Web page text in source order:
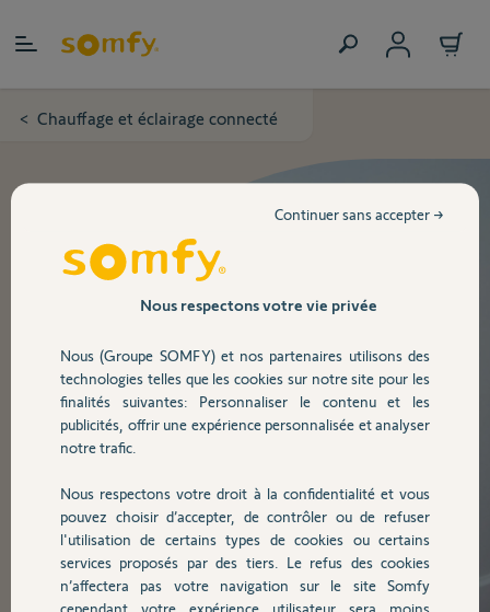
> Chauffage et éclairage connecté
Nous respectons votre vie privée
Nous (Groupe SOMFY) et nos partenaires utilisons des
technologies telles que les cookies sur notre site pour les
finalités suivantes: Personnaliser le contenu et les
publicités, offrir une expérience personnalisée et analyser
notre trafic.
Nous respectons votre droit à la confidentialité et vous
pouvez choisir d’accepter, de contrôler ou de refuser
l'utilisation de certains types de cookies ou certains
services proposés par des tiers. Le refus des cookies
n’affectera pas votre navigation sur le site Somfy
cependant votre expérience utilisateur sera moins
Continuer sans accepter →